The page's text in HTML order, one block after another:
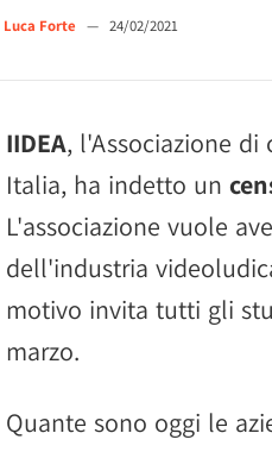
Luca Forte — 24/02/2021
IIDEA, l'Associazione
Italia, ha indetto un
L'associazione vuole
dell'industria
motivo invita tutti gli
marzo.
Quante sono oggi le